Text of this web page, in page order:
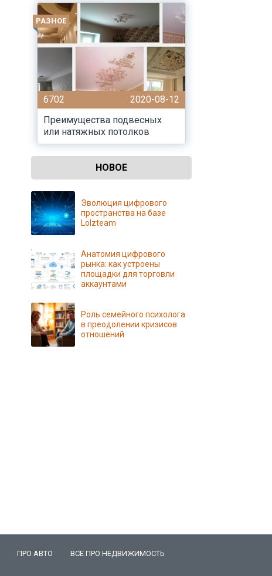
РАЗНОЕ
6702
2020-08-12
Преимущества подвесных
или натяжных потолков
НОВОЕ
Эволюция цифрового
пространства на базе
Lolzteam
Анатомия цифрового
рынка: как устроены
площадки для торговли
аккаунтами
Роль семейного психолога
в преодолении кризисов
отношений
ПРО АВТО
ВСЕ ПРО НЕДВИЖИМОСТЬ